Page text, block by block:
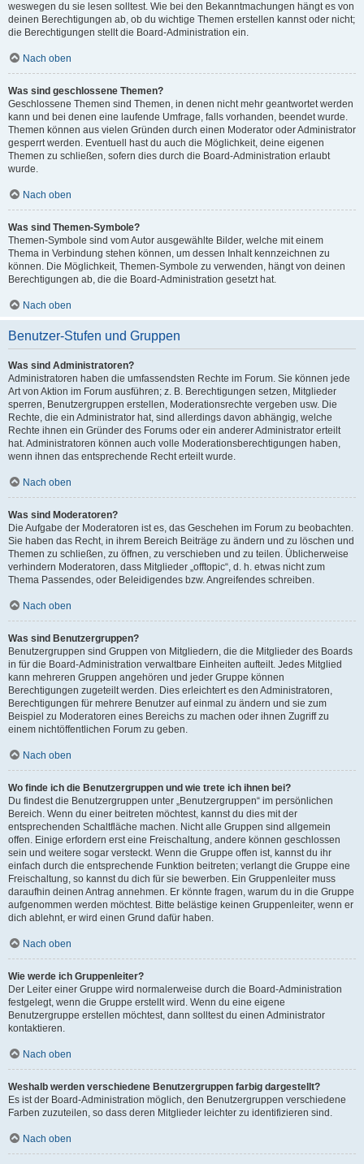
weswegen du sie lesen solltest. Wie bei den Bekanntmachungen hängt es von
deinen Berechtigungen ab, ob du wichtige Themen erstellen kannst oder nicht;
die Berechtigungen stellt die Board-Administration ein.
Nach oben
Was sind geschlossene Themen?
Geschlossene Themen sind Themen, in denen nicht mehr geantwortet werden
kann und bei denen eine laufende Umfrage, falls vorhanden, beendet wurde.
Themen können aus vielen Gründen durch einen Moderator oder Administrator
gesperrt werden. Eventuell hast du auch die Möglichkeit, deine eigenen
Themen zu schließen, sofern dies durch die Board-Administration erlaubt
wurde.
Nach oben
Was sind Themen-Symbole?
Themen-Symbole sind vom Autor ausgewählte Bilder, welche mit einem
Thema in Verbindung stehen können, um dessen Inhalt kennzeichnen zu
können. Die Möglichkeit, Themen-Symbole zu verwenden, hängt von deinen
Berechtigungen ab, die die Board-Administration gesetzt hat.
Nach oben
Benutzer-Stufen und Gruppen
Was sind Administratoren?
Administratoren haben die umfassendsten Rechte im Forum. Sie können jede
Art von Aktion im Forum ausführen; z. B. Berechtigungen setzen, Mitglieder
sperren, Benutzergruppen erstellen, Moderationsrechte vergeben usw. Die
Rechte, die ein Administrator hat, sind allerdings davon abhängig, welche
Rechte ihnen ein Gründer des Forums oder ein anderer Administrator erteilt
hat. Administratoren können auch volle Moderationsberechtigungen haben,
wenn ihnen das entsprechende Recht erteilt wurde.
Nach oben
Was sind Moderatoren?
Die Aufgabe der Moderatoren ist es, das Geschehen im Forum zu beobachten.
Sie haben das Recht, in ihrem Bereich Beiträge zu ändern und zu löschen und
Themen zu schließen, zu öffnen, zu verschieben und zu teilen. Üblicherweise
verhindern Moderatoren, dass Mitglieder „offtopic“, d. h. etwas nicht zum
Thema Passendes, oder Beleidigendes bzw. Angreifendes schreiben.
Nach oben
Was sind Benutzergruppen?
Benutzergruppen sind Gruppen von Mitgliedern, die die Mitglieder des Boards
in für die Board-Administration verwaltbare Einheiten aufteilt. Jedes Mitglied
kann mehreren Gruppen angehören und jeder Gruppe können
Berechtigungen zugeteilt werden. Dies erleichtert es den Administratoren,
Berechtigungen für mehrere Benutzer auf einmal zu ändern und sie zum
Beispiel zu Moderatoren eines Bereichs zu machen oder ihnen Zugriff zu
einem nichtöffentlichen Forum zu geben.
Nach oben
Wo finde ich die Benutzergruppen und wie trete ich ihnen bei?
Du findest die Benutzergruppen unter „Benutzergruppen“ im persönlichen
Bereich. Wenn du einer beitreten möchtest, kannst du dies mit der
entsprechenden Schaltfläche machen. Nicht alle Gruppen sind allgemein
offen. Einige erfordern erst eine Freischaltung, andere können geschlossen
sein und weitere sogar versteckt. Wenn die Gruppe offen ist, kannst du ihr
einfach durch die entsprechende Funktion beitreten; verlangt die Gruppe eine
Freischaltung, so kannst du dich für sie bewerben. Ein Gruppenleiter muss
daraufhin deinen Antrag annehmen. Er könnte fragen, warum du in die Gruppe
aufgenommen werden möchtest. Bitte belästige keinen Gruppenleiter, wenn er
dich ablehnt, er wird einen Grund dafür haben.
Nach oben
Wie werde ich Gruppenleiter?
Der Leiter einer Gruppe wird normalerweise durch die Board-Administration
festgelegt, wenn die Gruppe erstellt wird. Wenn du eine eigene
Benutzergruppe erstellen möchtest, dann solltest du einen Administrator
kontaktieren.
Nach oben
Weshalb werden verschiedene Benutzergruppen farbig dargestellt?
Es ist der Board-Administration möglich, den Benutzergruppen verschiedene
Farben zuzuteilen, so dass deren Mitglieder leichter zu identifizieren sind.
Nach oben